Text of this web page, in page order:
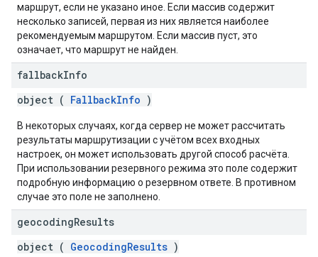
маршрут, если не указано иное. Если массив содержит
несколько записей, первая из них является наиболее
рекомендуемым маршрутом. Если массив пуст, это
означает, что маршрут не найден.
fallbackInfo
object ( FallbackInfo )
В некоторых случаях, когда сервер не может рассчитать
результаты маршрутизации с учётом всех входных
настроек, он может использовать другой способ расчёта.
При использовании резервного режима это поле содержит
подробную информацию о резервном ответе. В противном
случае это поле не заполнено.
geocodingResults
object ( GeocodingResults )